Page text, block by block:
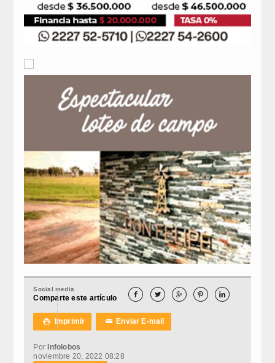
Social media
Comparte este artículo     
 Imprimir ✉Enviar E-mail
Por Infolobos
noviembre 20, 2022 08:28